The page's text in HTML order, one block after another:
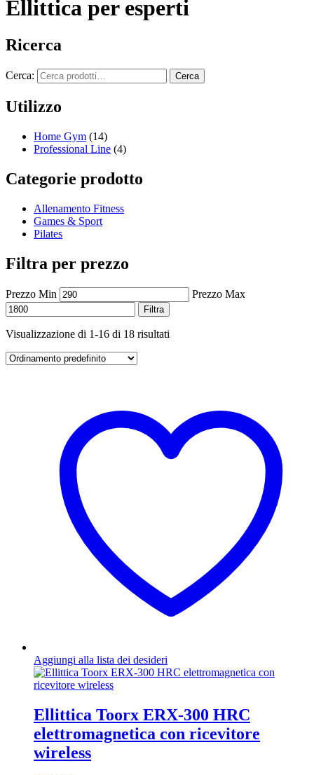
Ellittica per esperti
Ricerca
Cerca: Cerca
Utilizzo
Home Gym (14)
Professional Line (4)
Categorie prodotto
Allenamento Fitness
Games & Sport
Pilates
Filtra per prezzo
Prezzo Min Prezzo Max
Filtra
Visualizzazione di 1-16 di 18 risultati
Aggiungi alla lista dei desideri
Ellittica Toorx ERX-300 HRC
elettromagnetica con ricevitore
wireless